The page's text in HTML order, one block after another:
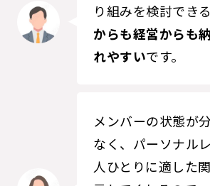
り組みを検討でき
からも経営からも
れやすいです。
メンバーの状態が
なく、パーソナル
人ひとりに適した